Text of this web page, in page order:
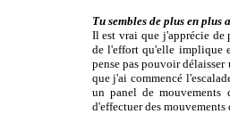
Tu sembles de plus en
Il est vrai que j'apprécie de
de l'effort qu'elle implique
pense pas pouvoir
que j'ai commencé
un panel de
d'effectuer des